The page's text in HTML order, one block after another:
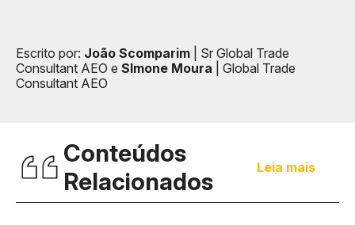
Escrito por: João Scomparim
| Sr Global Trade
Consultant AEO e SImone Moura
| Global Trade
Consultant AEO
Conteúdos
Relacionados
Leia mais